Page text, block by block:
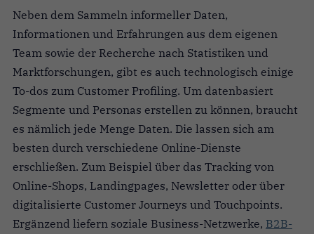
Neben dem Sammeln informeller Daten,
Informationen und Erfahrungen aus dem eigenen
Team sowie der Recherche nach Statistiken und
Marktforschungen, gibt es auch technologisch einige
To-dos zum Customer Profiling. Um datenbasiert
Segmente und Personas erstellen zu können, braucht
es nämlich jede Menge Daten. Die lassen sich am
besten durch verschiedene Online-Dienste
erschließen. Zum Beispiel über das Tracking von
Online-Shops, Landingpages, Newsletter oder über
digitalisierte Customer Journeys und Touchpoints.
Ergänzend liefern soziale Business-Netzwerke, B2B-